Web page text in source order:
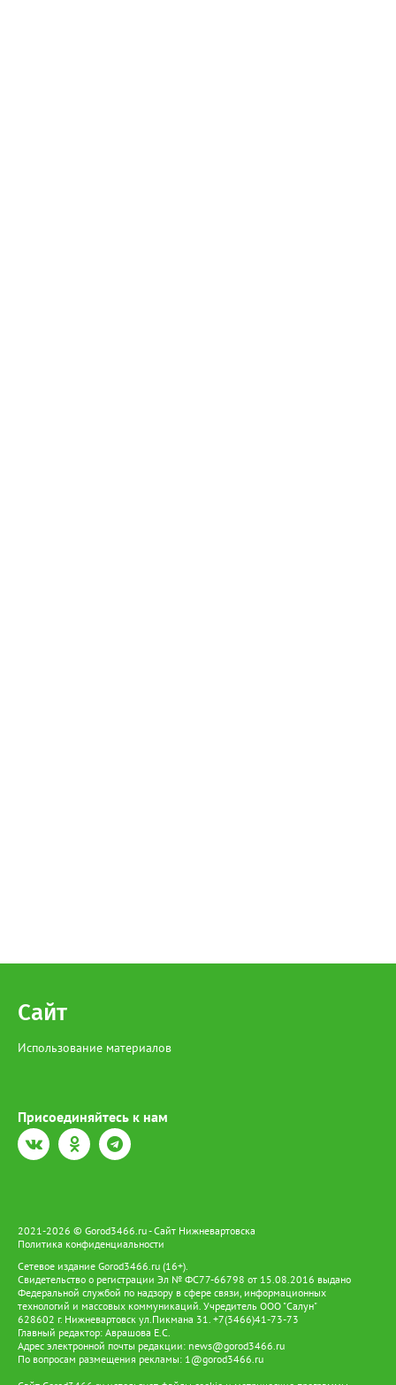
Сайт
Использование материалов
Присоединяйтесь к нам
2021-2026 © Gorod3466.ru - Сайт Нижневартовска
Политика конфиденциальности
Сетевое издание Gorod3466.ru (16+).
Свидетельство о регистрации Эл № ФС77-66798 от 15.08.2016 выдано
Федеральной службой по надзору в сфере связи, информационных
технологий и массовых коммуникаций. Учредитель ООО "Салун"
628602 г. Нижневартовск ул.Пикмана 31. +7(3466)41-73-73
Главный редактор: Аврашова Е.С.
Адрес электронной почты редакции: news@gorod3466.ru
По вопросам размещения рекламы: 1@gorod3466.ru